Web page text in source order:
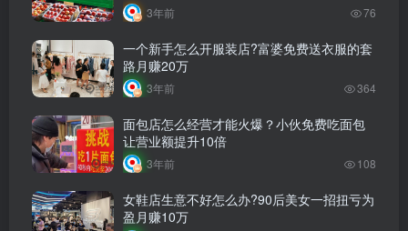
3年前 76
一个新手怎么开服装店?富婆免费送衣服的套
路月赚20万
3年前 364
面包店怎么经营才能火爆？小伙免费吃面包
让营业额提升10倍
3年前 108
女鞋店生意不好怎么办?90后美女一招扭亏为
盈月赚10万